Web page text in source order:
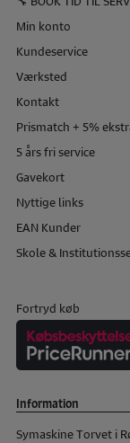
Min konto
Kundeservice
Værksted
Kontakt
Prismatch + 5%
5 års fri service
Gavekort
Nyttige links
EAN Kunder
Skole &
Fortryd køb
Information
Symaskine Torvet i